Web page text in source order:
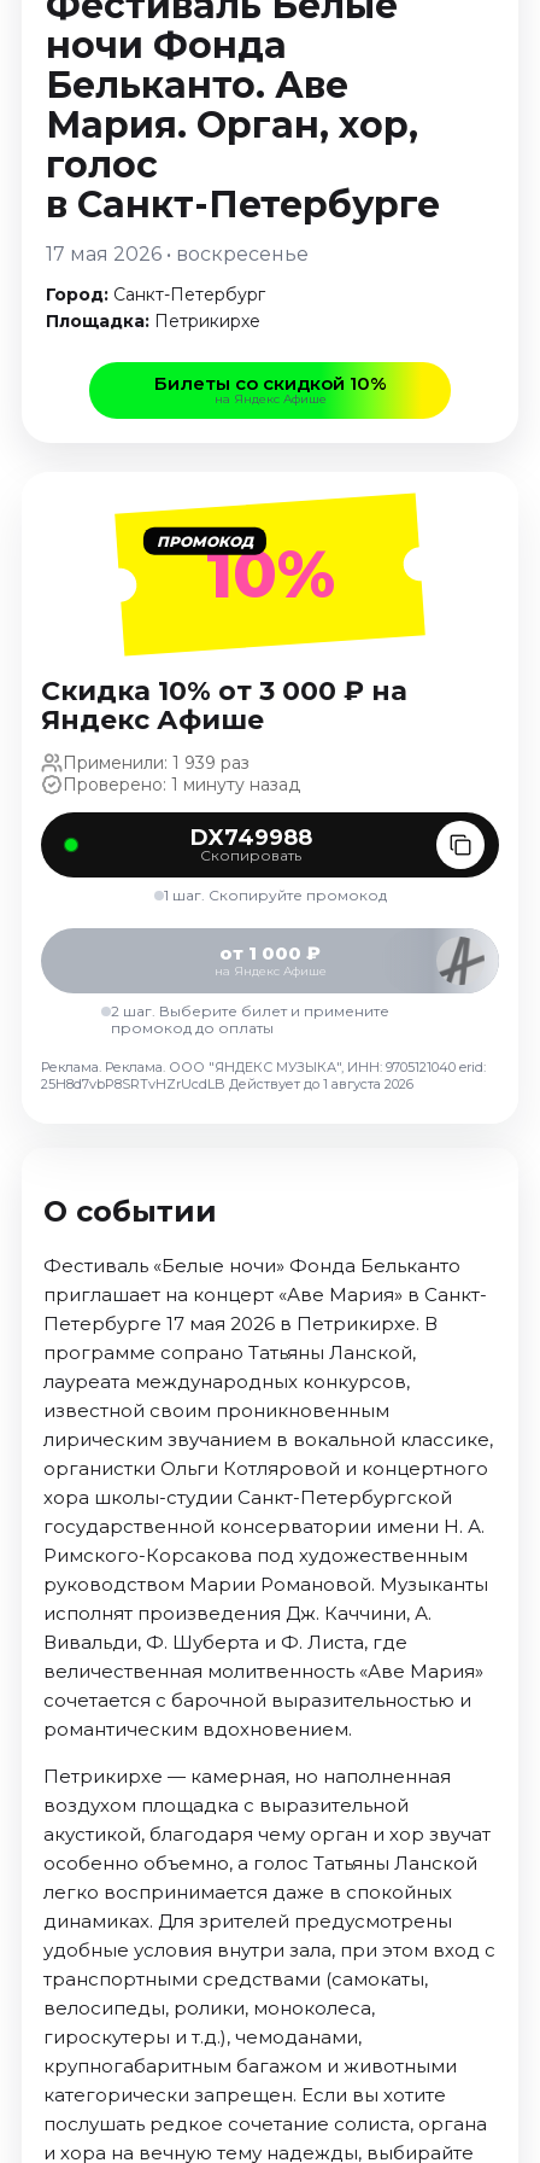
Январь 2027
Стендап
Август 2026
Сентябрь 2026
Октябрь 2026
Ноябрь 2026
Декабрь 2026
Выставки
Август 2026
Январь 2027
Экскурсии
Октябрь 2026
Ноябрь 2026
Декабрь 2026
Сентябрь 2026
Декабрь 2026
События
Август 2026
Сентябрь 2026
Декабрь 2026
Январь 2027
Площадки
ночи Фонда
Бельканто. Аве
Мария. Орган, хор,
голос
в Санкт-Петербурге
17 мая 2026 • воскресенье
Город: Санкт-Петербург
Площадка: Петрикирхе
Билеты со скидкой 10%
на Яндекс Афише
ПРОМОКОД10%
Скидка 10% от 3 000 ₽ на
Яндекс Афише
Применили: 1 939 раз
Проверено: 1 минуту назад
DX749988
Скопировать
1 шаг. Скопируйте промокод
от 1 000 ₽
на Яндекс Афише
2 шаг. Выберите билет и примените
промокод до оплаты
Реклама. Реклама. ООО "ЯНДЕКС МУЗЫКА", ИНН: 9705121040 erid:
25H8d7vbP8SRTvHZrUcdLB Действует до 1 августа 2026
О событии
Фестиваль «Белые ночи» Фонда Бельканто
приглашает на концерт «Аве Мария» в Санкт-
Петербурге 17 мая 2026 в Петрикирхе. В
программе сопрано Татьяны Ланской,
лауреата международных конкурсов,
известной своим проникновенным
лирическим звучанием в вокальной классике,
органистки Ольги Котляровой и концертного
хора школы-студии Санкт-Петербургской
государственной консерватории имени Н. А.
Римского-Корсакова под художественным
руководством Марии Романовой. Музыканты
исполнят произведения Дж. Каччини, А.
Вивальди, Ф. Шуберта и Ф. Листа, где
величественная молитвенность «Аве Мария»
сочетается с барочной выразительностью и
романтическим вдохновением.
Петрикирхе — камерная, но наполненная
воздухом площадка с выразительной
акустикой, благодаря чему орган и хор звучат
особенно объемно, а голос Татьяны Ланской
легко воспринимается даже в спокойных
динамиках. Для зрителей предусмотрены
удобные условия внутри зала, при этом вход с
транспортными средствами (самокаты,
велосипеды, ролики, моноколеса,
гироскутеры и т.д.), чемоданами,
крупногабаритным багажом и животными
категорически запрещен. Если вы хотите
послушать редкое сочетание солиста, органа
и хора на вечную тему надежды, выбирайте